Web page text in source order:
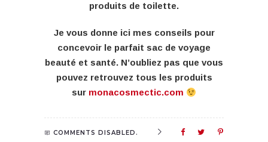
produits de toilette.
Je vous donne ici mes conseils pour
concevoir le parfait sac de voyage
beauté et santé. N’oubliez pas que vous
pouvez retrouvez tous les produits
sur monacosmectic.com
COMMENTS DISABLED.